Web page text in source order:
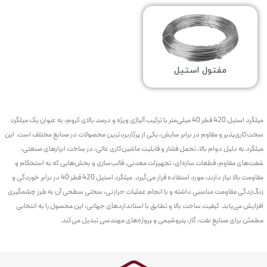
میلگرد استیل۴۲۰
میلگرد استیل ۴۲۰ دارای ویژگی‌های
به همین دلیل این آلیاژ درصنایع خودروسازی، ابزارآلات و صنایع دکوراتیو
محبوب است. از آنجا که
میلگرد استیل 420
مقاومت کند، در تولید ابزارهای دقیق و تجهیزات دقت بالا نیز استفاده می‌شود.
مفتول استیل
میلگرد استیل 420 قطر 40 میلی‌متر با ترکیب آلیاژی ویژه و درصد بالای کروم، به عنوان یک میلگرد
سخت‌کاری‌پذیر و مقاوم در برابر سایش، یکی از پرکاربردترین محصولات در صنایع مختلف است. این
میلگرد به دلیل دوام بالا، تحمل فشار و قابلیت ماشین‌کاری عالی، در ساخت ابزارهای صنعتی،
شفت‌های مقاوم، قطعات سازه‌ای، تجهیزات معدنی، قالب‌سازی و بخش‌هایی که به استحکام و
مقاومت بالا نیاز دارند، مورد استفاده قرار می‌گیرد. میلگرد استیل 420 قطر 40 در برابر خوردگی و
زنگ‌زدگی مقاومت مناسبی داشته و با انجام عملیات حرارتی، سختی سطحی آن به طرز چشمگیری
افزایش می‌یابد. کیفیت ساخت بالا و تطابق با استانداردهای جهانی، این محصول را به انتخابی
مطمئن برای صنایع نفت، گاز، پتروشیمی و پروژه‌های مهندسی تبدیل می‌کند.